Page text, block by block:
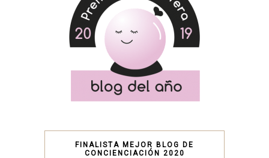
FINALISTA MEJOR BLOG DE
CONCIENCIACIÓN 2020